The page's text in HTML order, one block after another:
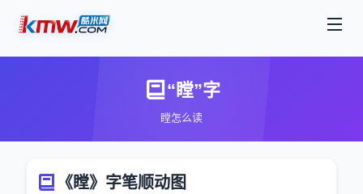
“瞠”字
瞠怎么读
《瞠》字笔顺动图